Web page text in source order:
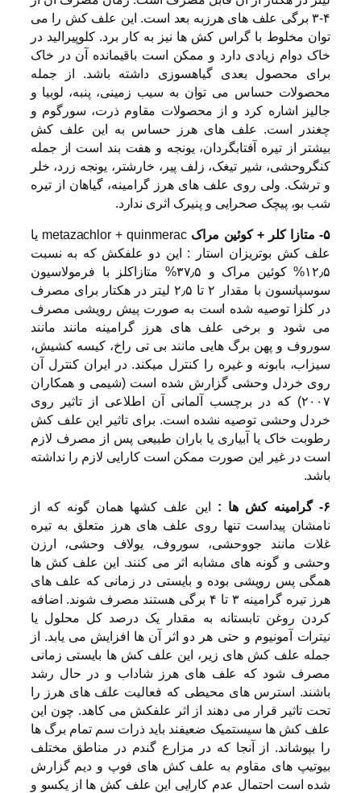
۴-۳ برگی علف های هرزبه بعد است. این علف کش را می
توان مخلوط با گراس کش ها نیز به کار برد. کلوپیرالید در
خاک دوام زیادی دارد و ممکن است باقیمانده آن در خاک
برای محصول بعدی گیاهسوزی داشته باشد. از جمله
محصولات حساس می توان به سیب زمینی، پنبه، لوبیا و
جالیز اشاره کرد و از محصولات مقاوم ذرت، سورگوم و
چغندر است. علف های هرز حساس به این علف کش
بیشتر از تیره آفتابگردان، یونجه و هفت بند است از جمله
کنگروحشی، شیر تیغک، زلف پیر، خارشتر، یونجه زرد، خلر
و ترشک. ولی روی علف های هرز گرامینه، گیاهان از تیره
شب بو، پیچک صحرایی و پنیرک اثری ندارد.
۵- متازا کلر + کوئین مراک
metazachlor + quinmerac یا
علف کش بوتریزان استار : این دو علفکش که به نسبت
۱۲٫۵% کوئین مراک و ۳۷٫۵% متازاکلز با فرمولاسیون
سوسپانسون با مقدار ۲ تا ۲٫۵ لیتر در هکتار برای مصرف
در کلزا توصیه شده است به صورت پیش رویشی مصرف
می شود و برخی علف های هرز گرامینه مانند مانند
سوروف و پهن برگ هایی مانند بی تی راخ، کیسه کشیش،
سیزاب، بابونه و غیره را کنترل میکند. در ایران کنترل آن
روی خردل وحشی گزارش شده است (شیمی و همکاران
۲۰۰۷) که در برچسب آلمانی آن اطلاعی از تاثیر روی
خردل وحشی توصیه نشده است. برای تاثیر این علف کش
رطوبت خاک یا آبیاری یا باران طبیعی پس از مصرف لازم
است در غیر این صورت ممکن است کارایی لازم را نداشته
باشد.
۶- گرامینه کش ها :
این علف کشها همان گونه که از
نامشان پیداست تنها روی علف های هرز متعلق به تیره
غلات مانند جووحشی، سوروف، یولاف وحشی، ارزن
وحشی و گونه های مشابه اثر می کنند. این علف کش ها
همگی پس رویشی بوده و بایستی در زمانی که علف های
هرز تیره گرامینه ۳ تا ۴ برگی هستند مصرف شوند. اضافه
کردن روغن تابستانه به مقدار یک درصد کل محلول یا
نیترات آمونیوم و حتی هر دو اثر آن ها افزایش می یابد. از
جمله علف کش های زیر، این علف کش ها بایستی زمانی
مصرف شود که علف های هرز شاداب و در حال رشد
باشند. استرس های محیطی که فعالیت علف های هرز را
تحت تاثیر قرار می دهند از اثر علفکش می کاهد. چون این
علف کش ها سیستمیک ضعیفند باید ذرات سم تمام برگ ها
را بپوشاند. از آنجا که در مزارع گندم در مناطق مختلف
بیوتیپ های مقاوم به علف کش های فوپ و دیم گزارش
شده است احتمال عدم کارایی این علف کش ها از یکسو و